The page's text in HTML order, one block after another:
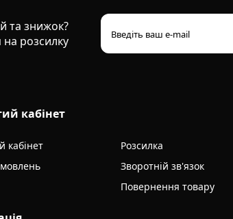
та знижок?
на розсилку
кабінет
кабінет
Розсилка
Зворотній зв'язок
Повернення товару